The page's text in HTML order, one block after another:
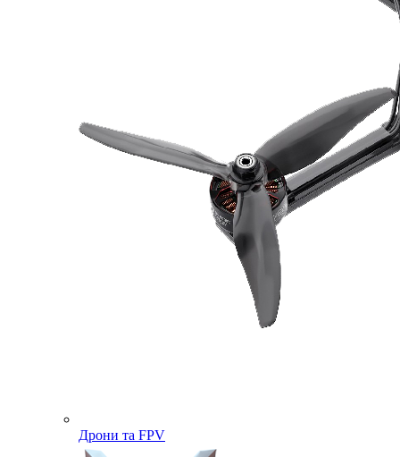
Дрони та FPV